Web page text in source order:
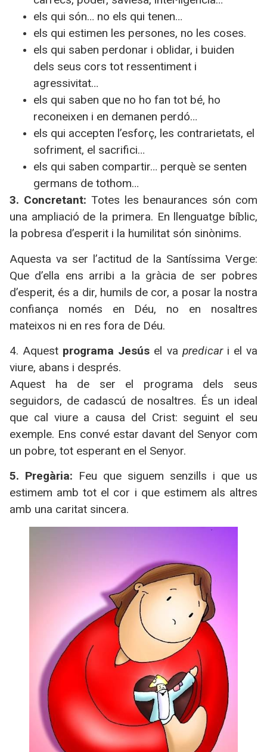
els qui són… no els qui tenen…
els qui estimen les persones, no les coses.
els qui saben perdonar i oblidar, i buiden
dels seus cors tot ressentiment i
agressivitat…
els qui saben que no ho fan tot bé, ho
reconeixen i en demanen perdó…
els qui accepten l’esforç, les contrarietats, el
sofriment, el sacrifici…
els qui saben compartir… perquè se senten
germans de tothom…
3. Concretant: Totes les benaurances són com
una ampliació de la primera. En llenguatge bíblic,
la pobresa d’esperit i la humilitat són sinònims.
Aquesta va ser l’actitud de la Santíssima Verge:
Que d’ella ens arribi a la gràcia de ser pobres
d’esperit, és a dir, humils de cor, a posar la nostra
confiança només en Déu, no en nosaltres
mateixos ni en res fora de Déu.
4. Aquest programa Jesús el va predicari el va
viure, abans i després.
Aquest ha de ser el programa dels seus
seguidors, de cadascú de nosaltres. És un ideal
que cal viure a causa del Crist: seguint el seu
exemple. Ens convé estar davant del Senyor com
un pobre, tot esperant en el Senyor.
5. Pregària: Feu que siguem senzills i que us
estimem amb tot el cor i que estimem als altres
amb una caritat sincera.